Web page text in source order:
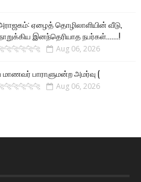
ஏழைத் தொழிலாளியின் வீடு,
இனந்தெரியாத நபர்கள்.......!
Aug 06, 2026
பாராளுமன்ற அமர்வு (
Aug 06, 2026